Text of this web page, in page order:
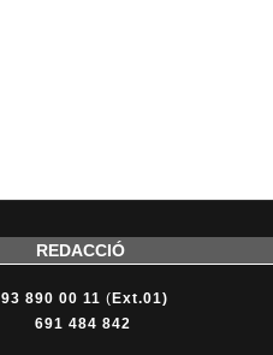
REDACCIÓ
93 890 00 11 ( Ext.01)
691 484 842